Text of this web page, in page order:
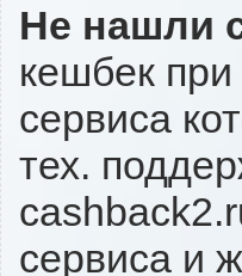
Не нашли
кешбек
сервиса
тех.
сервиса и